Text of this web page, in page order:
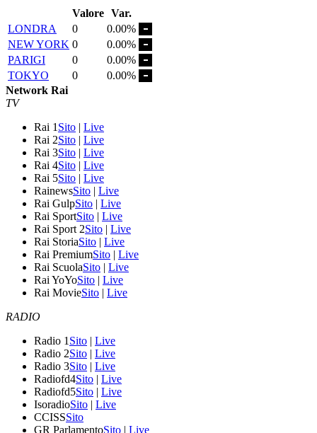
Valore Var.
LONDRA
0
0.00%
NEW YORK 0
0.00%
PARIGI
0
0.00%
TOKYO
0
0.00%
Network Rai
TV
Rai 1 Sito | Live
Rai 2Sito | Live
Rai 3Sito | Live
Rai 4Sito | Live
Rai 5Sito | Live
RainewsSito | Live
Rai GulpSito | Live
Rai SportSito | Live
Rai Sport 2Sito | Live
Rai StoriaSito | Live
Rai PremiumSito | Live
Rai ScuolaSito | Live
Rai YoYoSito | Live
Rai MovieSito | Live
RADIO
Radio 1 Sito | Live
Radio 2Sito | Live
Radio 3Sito | Live
Radiofd4Sito | Live
Radiofd5Sito | Live
IsoradioSito | Live
CCISSSito
GR ParlamentoSito | Live